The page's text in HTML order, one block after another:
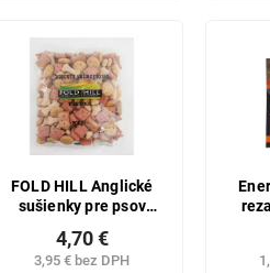
FOLD HILL Anglické
sušienky pre psov
3,95 € bez DPH
4,70 €